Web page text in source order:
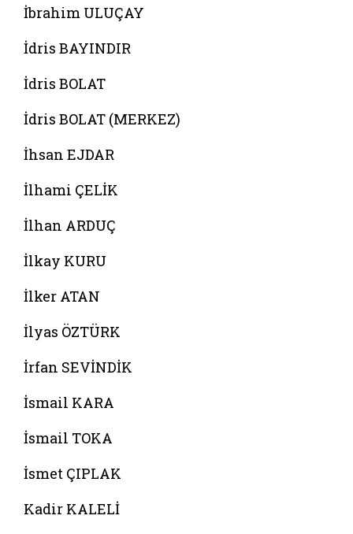
İbrahim ULUÇAY
İdris BAYINDIR
İdris BOLAT
İdris BOLAT (MERKEZ)
İhsan EJDAR
İlhami ÇELİK
İlhan ARDUÇ
İlkay KURU
İlker ATAN
İlyas ÖZTÜRK
İrfan SEVİNDİK
İsmail KARA
İsmail TOKA
İsmet ÇIPLAK
Kadir KALELİ